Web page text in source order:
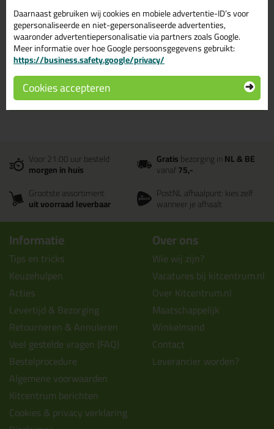
Geschreven door Bodereck op 18 januari 2024
Ook een review schrijven?
Schrijf hier je review over Mapei Scotch Brite Volledig >
Voor 21:00 uur besteld
morgen in huis
Gratisbezorging inNL & BE
vanaf75,-
Grootste assortiment
uit voorraad leverbaar
PostNL afhaalpunt: kies zelf
wanneer je afhaalt
Informatie
Tips en tricks
Keuzehulpen
Acties
Levertijd & Bezorging
Retourneren & Annuleren
Veel gestelde vragen (FAQ)
Bestelprocedure
Algemene voorwaarden
Kitcentrum berichten
Cookies & privacy verklaring
Over ons
Wie wij zijn?
Vacatures bij kitcentrum.nl
Over Kitcentrum.nl
Maatschappelijk
Winkelmand
Contact
Leverancier worden?
Daarnaast gebruiken wij cookies en mobiele advertentie-ID’s voor
gepersonaliseerde en niet-gepersonaliseerde advertenties,
waaronder advertentiepersonalisatie via partners zoals Google.
Meer informatie over hoe Google persoonsgegevens gebruikt:
https://business.safety.google/privacy/
Cookies accepteren